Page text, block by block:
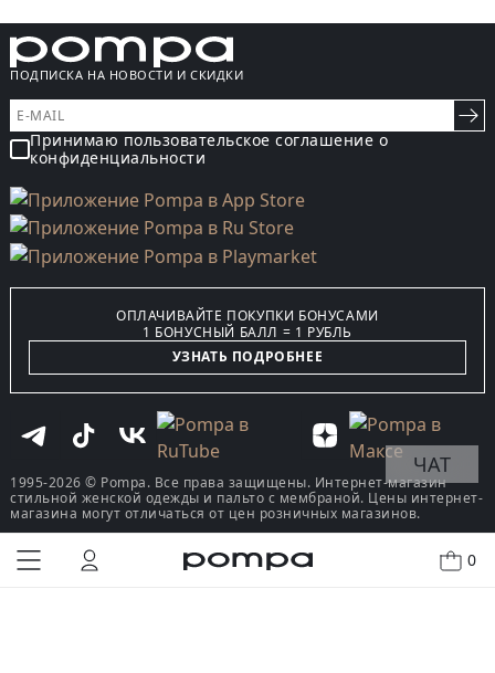
0
КУПИТЬ В ОДИН КЛИК
ПОДПИСКА НА НОВОСТИ И СКИДКИ
Принимаю пользовательское соглашение о
конфиденциальности
ОПЛАЧИВАЙТЕ ПОКУПКИ БОНУСАМИ
1 БОНУСНЫЙ БАЛЛ = 1 РУБЛЬ
УЗНАТЬ ПОДРОБНЕЕ
1995-2026 © Pompa. Все права защищены. Интернет-магазин
стильной женской одежды и пальто с мембраной. Цены интернет-
магазина могут отличаться от цен розничных магазинов.
ЧАТ